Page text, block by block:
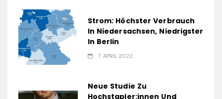
Strom: Höchster Verbrauch
In Niedersachsen, Niedrigster
In Berlin
7. APRIL 2022
Neue Studie Zu
Hochstapler:innen Und